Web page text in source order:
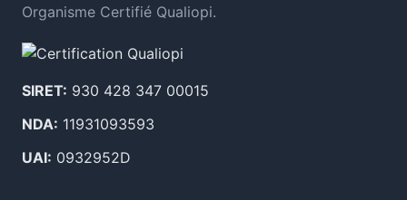
Organisme Certifié Qualiopi.
SIRET: 930 428 347 00015
NDA: 11931093593
UAI: 0932952D